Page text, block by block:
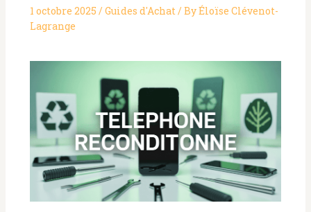
1 octobre 2025 / Guides d'Achat / ByÉloïse Clévenot-
Lagrange